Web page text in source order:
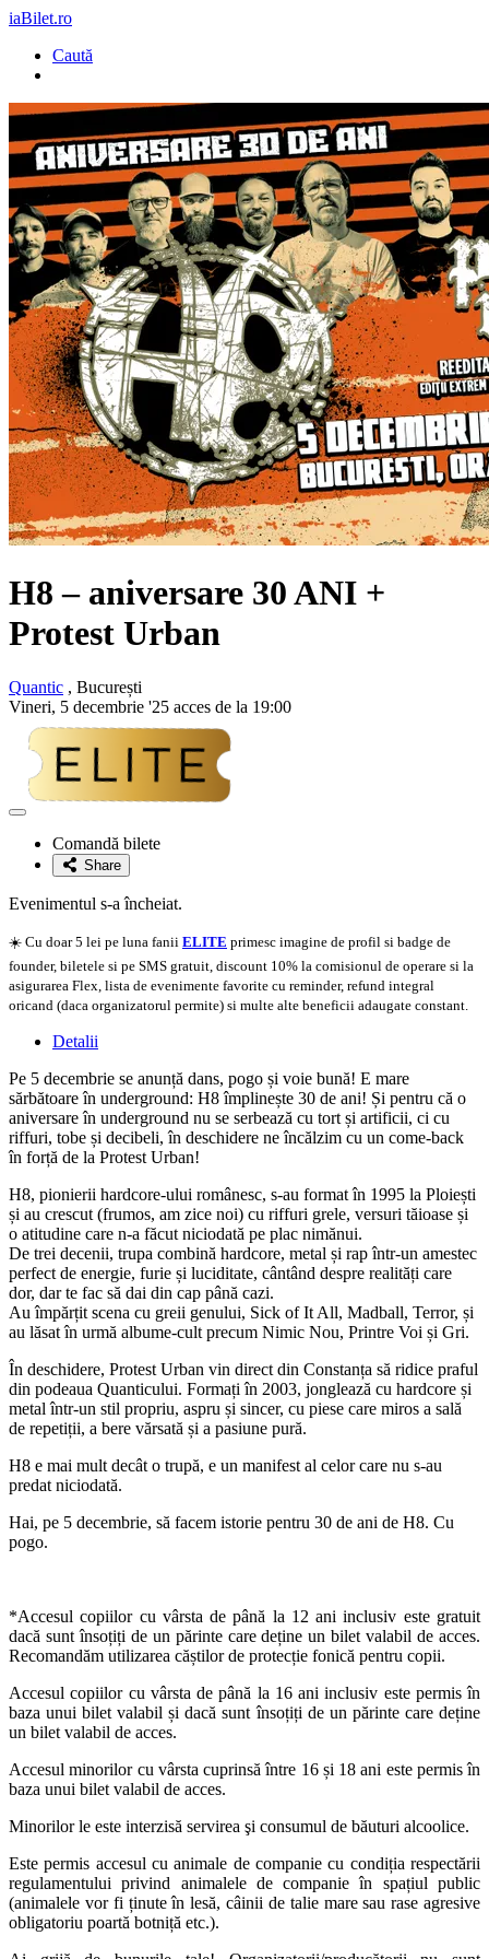
iaBilet.ro
Caută
H8 – aniversare 30 ANI +
Protest Urban
Quantic , București
Vineri, 5 decembrie '25 acces de la 19:00
Adaugă
favoriteComandă bilete
Share
Evenimentul s-a încheiat.
☀️ Cu doar 5 lei pe luna fanii ELITE primesc imagine de profil si badge de
founder, biletele si pe SMS gratuit, discount 10% la comisionul de operare si la
asigurarea Flex, lista de evenimente favorite cu reminder, refund integral
oricand (daca organizatorul permite) si multe alte beneficii adaugate constant.
Detalii
Pe 5 decembrie se anunță dans, pogo și voie bună! E mare
sărbătoare în underground: H8 împlinește 30 de ani! Și pentru că o
aniversare în underground nu se serbează cu tort și artificii, ci cu
riffuri, tobe și decibeli, în deschidere ne încălzim cu un come-back
în forță de la Protest Urban!
H8, pionierii hardcore-ului românesc, s-au format în 1995 la Ploiești
și au crescut (frumos, am zice noi) cu riffuri grele, versuri tăioase și
o atitudine care n-a făcut niciodată pe plac nimănui.
De trei decenii, trupa combină hardcore, metal și rap într-un amestec
perfect de energie, furie și luciditate, cântând despre realități care
dor, dar te fac să dai din cap până cazi.
Au împărțit scena cu greii genului, Sick of It All, Madball, Terror, și
au lăsat în urmă albume-cult precum Nimic Nou, Printre Voi și Gri.
În deschidere, Protest Urban vin direct din Constanța să ridice praful
din podeaua Quanticului. Formați în 2003, jonglează cu hardcore și
metal într-un stil propriu, aspru și sincer, cu piese care miros a sală
de repetiții, a bere vărsată și a pasiune pură.
H8 e mai mult decât o trupă, e un manifest al celor care nu s-au
predat niciodată.
Hai, pe 5 decembrie, să facem istorie pentru 30 de ani de H8. Cu
pogo.
*Accesul copiilor cu vârsta de până la 12 ani inclusiv este gratuit
dacă sunt însoțiți de un părinte care deține un bilet valabil de acces.
Recomandăm utilizarea căștilor de protecție fonică pentru copii.
Accesul copiilor cu vârsta de până la 16 ani inclusiv este permis în
baza unui bilet valabil și dacă sunt însoțiți de un părinte care deține
un bilet valabil de acces.
Accesul minorilor cu vârsta cuprinsă între 16 și 18 ani este permis în
baza unui bilet valabil de acces.
Minorilor le este interzisă servirea şi consumul de băuturi alcoolice.
Este permis accesul cu animale de companie cu condiția respectării
regulamentului privind animalele de companie în spațiul public
(animalele vor fi ținute în lesă, câinii de talie mare sau rase agresive
obligatoriu poartă botniță etc.).